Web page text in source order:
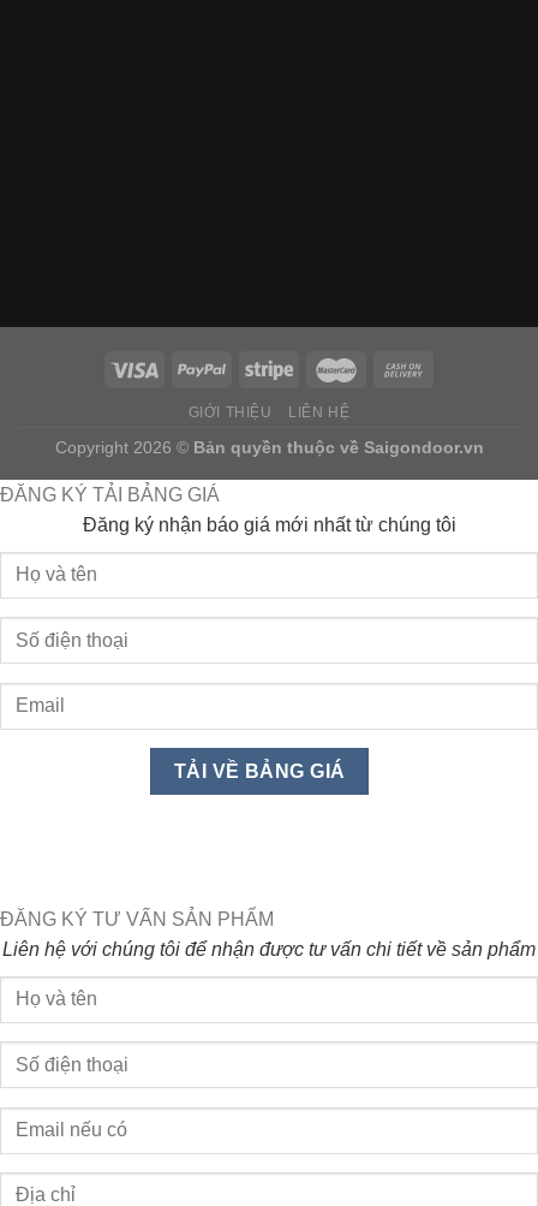
GIỚI THIỆU LIÊN HỆ
Copyright 2026 © Bản quyền thuộc về Saigondoor.vn
ĐĂNG KÝ TẢI BẢNG GIÁ
Đăng ký nhận báo giá mới nhất từ chúng tôi
ĐĂNG KÝ TƯ VẤN SẢN PHẨM
Liên hệ với chúng tôi để nhận được tư vấn chi tiết về sản phẩm